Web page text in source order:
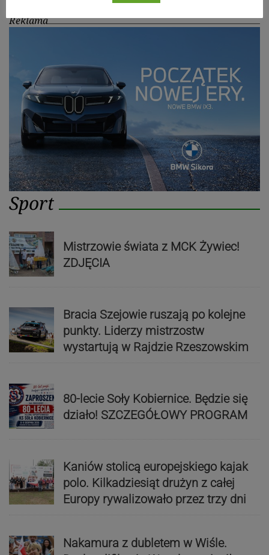
Reklama
Sport
Mistrzowie świata z MCK Żywiec!
ZDJĘCIA
Bracia Szejowie ruszają po kolejne
punkty. Liderzy mistrzostw
wystartują w Rajdzie Rzeszowskim
80-lecie Soły Kobiernice. Będzie się
działo! SZCZEGÓŁOWY PROGRAM
Kaniów stolicą europejskiego kajak
polo. Kilkadziesiąt drużyn z całej
Europy rywalizowało przez trzy dni
Nakamura z dubletem w Wiśle.